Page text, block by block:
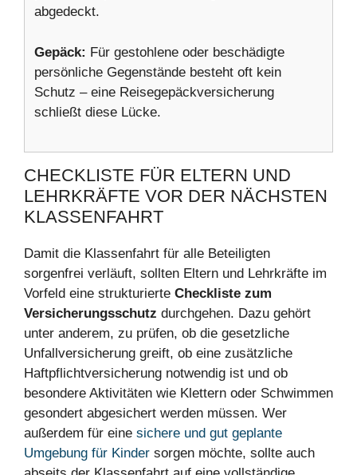
abgedeckt.
Gepäck: Für gestohlene oder beschädigte
persönliche Gegenstände besteht oft kein
Schutz – eine Reisegepäckversicherung
schließt diese Lücke.
CHECKLISTE FÜR ELTERN UND
LEHRKRÄFTE VOR DER NÄCHSTEN
KLASSENFAHRT
Damit die Klassenfahrt für alle Beteiligten
sorgenfrei verläuft, sollten Eltern und Lehrkräfte im
Vorfeld eine strukturierte Checkliste zum
Versicherungsschutz durchgehen. Dazu gehört
unter anderem, zu prüfen, ob die gesetzliche
Unfallversicherung greift, ob eine zusätzliche
Haftpflichtversicherung notwendig ist und ob
besondere Aktivitäten wie Klettern oder Schwimmen
gesondert abgesichert werden müssen. Wer
außerdem für eine sichere und gut geplante
Umgebung für Kinder sorgen möchte, sollte auch